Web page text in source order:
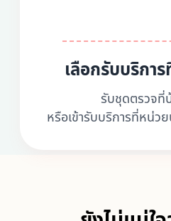
เลือกรับบริกา
รับชุดตรวจที่
หรือเข้ารับบริการที่หน่ว